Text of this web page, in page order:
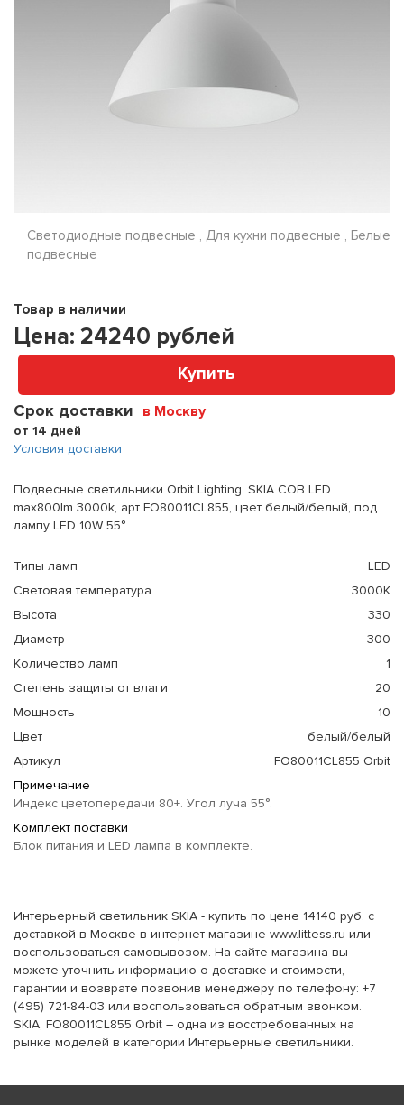
Светодиодные подвесные , Для кухни подвесные , Белые
подвесные
Товар в наличии
Цена: 24240 рублей
Купить
Срок доставки в Москву
от 14 дней
Условия доставки
Подвесные светильники Orbit Lighting. SKIA COB LED
max800lm 3000k, арт FO80011CL855, цвет белый/белый, под
лампу LED 10W 55°.
Типы ламп
LED
Световая температура
3000К
Высота
330
Диаметр
300
Количество ламп
1
Степень защиты от влаги
20
Мощность
10
Цвет
белый/белый
Артикул
FO80011CL855 Orbit
Примечание
Индекс цветопередачи 80+. Угол луча 55°.
Комплект поставки
Блок питания и LED лампа в комплекте.
Интерьерный светильник SKIA - купить по цене 14140 руб. с
доставкой в Москве в интернет-магазине www.littess.ru или
воспользоваться самовывозом. На сайте магазина вы
можете уточнить информацию о доставке и стоимости,
гарантии и возврате позвонив менеджеру по телефону: +7
(495) 721-84-03 или воспользоваться обратным звонком.
SKIA, FO80011CL855 Orbit – одна из восстребованных на
рынке моделей в категории Интерьерные светильники.